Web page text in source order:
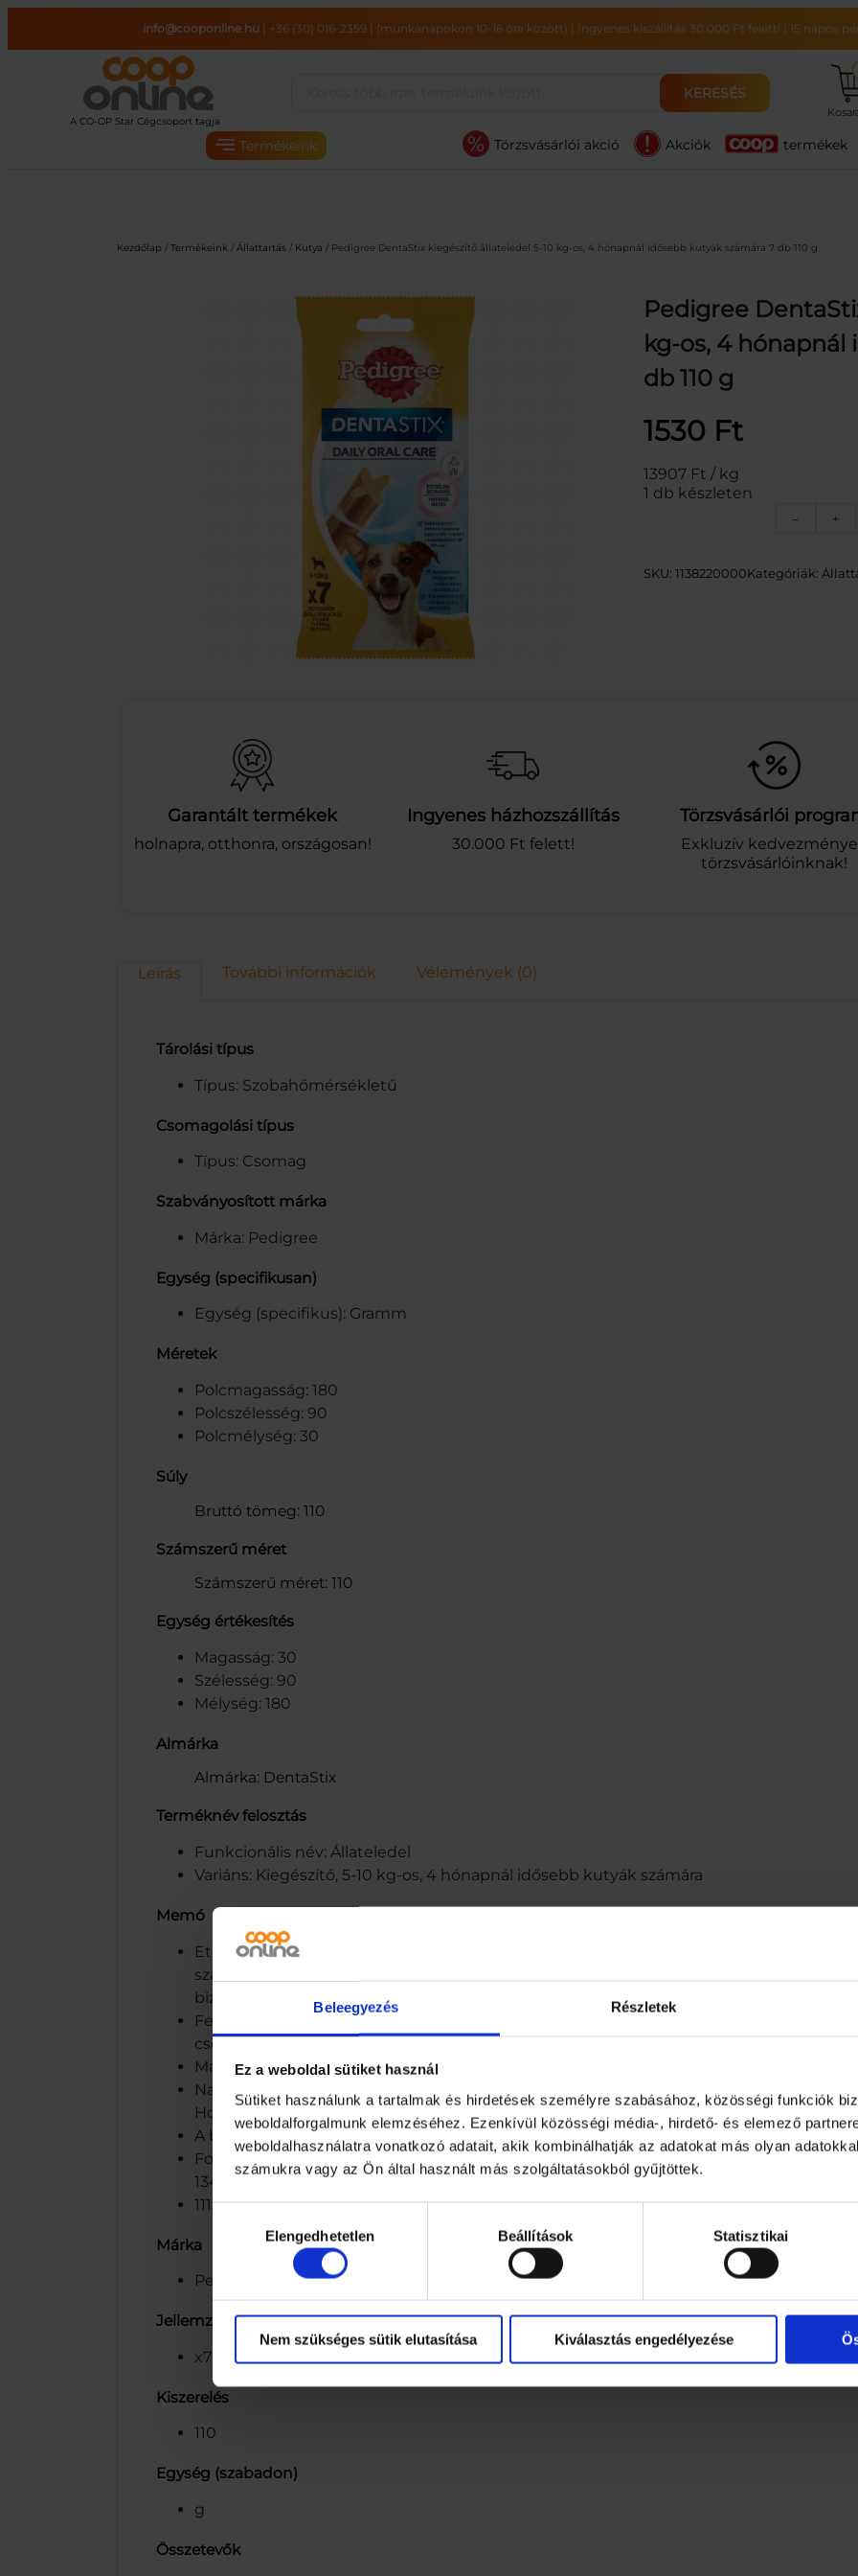
Beleegyezés Részletek
Ez a weboldal sütiket használ
Sütiket használunk a tartalmak és hirdetések személyre szabásához, közösségi funkciók
weboldalforgalmunk elemzéséhez. Ezenkívül közösségi média-, hirdető- és elemező
weboldalhasználatra vonatkozó adatait, akik kombinálhatják az adatokat más olyan
számukra vagy az Ön által használt más szolgáltatásokból gyűjtöttek.
Hozzájárulás
kiválasztásaElengedhetetlen Beállítások Statisztikai
Nem szükséges sütik elutasítása Kiválasztás engedélyezése
tartalomhoz
info@cooponline.hu | +36 (30) 016-2359| (munkanapokon 10-16 óra között) | Ingyenes kiszállítás 30.000 Ft felett! | 15 napos
KERESÉS
Termékeink Törzsvásárlói akció Akciók termékek
Kezdőlap / Termékeink / Állattartás / Kutya / Pedigree DentaStix kiegészítő állateledel 5-10 kg-os, 4 hónapnál idősebb kutyák számára 7 db 110 g
Pedigree
kg-os, 4 hónapnál
db 110 g
1530 Ft
13907 Ft / kg
1 db készleten
–
I
X
7
D
+
SKU: 1138220000Kategóriák:
Garantált termékek
holnapra, otthonra, országosan!
Ingyenes házhozszállítás
30.000 Ft felett!
Törzsvásárlói
Exkluzív
törzsvásárlóinknak!
Leírás További információk Vélemények (0)
Tárolási típus
Típus: Szobahőmérsékletű
Csomagolási típus
Típus: Csomag
Szabványosított márka
Márka: Pedigree
Egység (specifikusan)
Egység (specifikus): Gramm
Méretek
Polcmagasság: 180
Polcszélesség: 90
Polcmélység: 30
Súly
Bruttó tömeg: 110
Számszerű méret
Számszerű méret: 110
Egység értékesítés
Magasság: 30
Szélesség: 90
Mélység: 180
Almárka
Almárka: DentaStix
Terméknév felosztás
Funkcionális név: Állateledel
Variáns: Kiegészítő, 5-10 kg-os, 4 hónapnál idősebb kutyák számára
Memó
Etetési útmutató: Kistestű kutyáknak (pl. tacskó) 1 darab naponta. A jutalomfalat 5
számára ajánlott. A termék 4 hónapnál fiatalabb kölyökkutyák számára nem ajánlott.
biztosítani kedvence számára.
Felbontás után 14 napon belül felhasználandó. Száraz, hűvös helyen tárolandó.
csomagolás hátoldalán.
Mars Mo. Értékesítő Bt. 1113 Budapest, Bocskai út 134-146 0680 296 811,
Napi szájápolás Hármas hatás – Csökkenti a fogkőképződést, akár 80%-kal – Tisztítja a
Hozzájárul a fogíny egészségéhez
A balesetek elkerülése érdekében a csomagolóanyagot tartsa távol csecsemőktől,
Forgalmazza és a magyar nyelvű adatokat a csomagoláson feltüntette: Mars Mo.
134-146 0680 296 811, www.pedigree.hu
1113 Budapest, Bocskai út 134-146
Márka
Pedigree
Jellemzők
x7 jutalomfalatkák
Kiszerelés
110
Egység (szabadon)
g
Összetevők